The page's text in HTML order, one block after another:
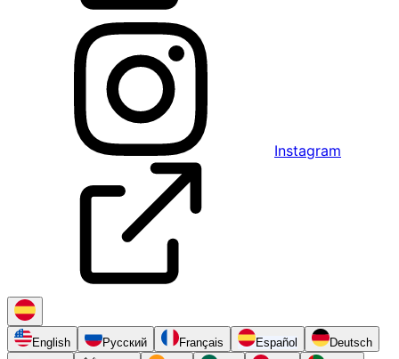
Instagram
English Русский Français Español
Deutsch